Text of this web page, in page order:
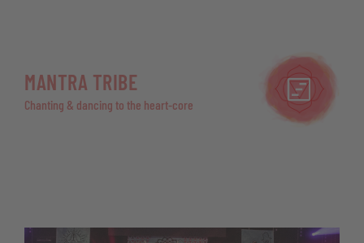
MANTRA TRIBE
Chanting & dancing to the heart-core